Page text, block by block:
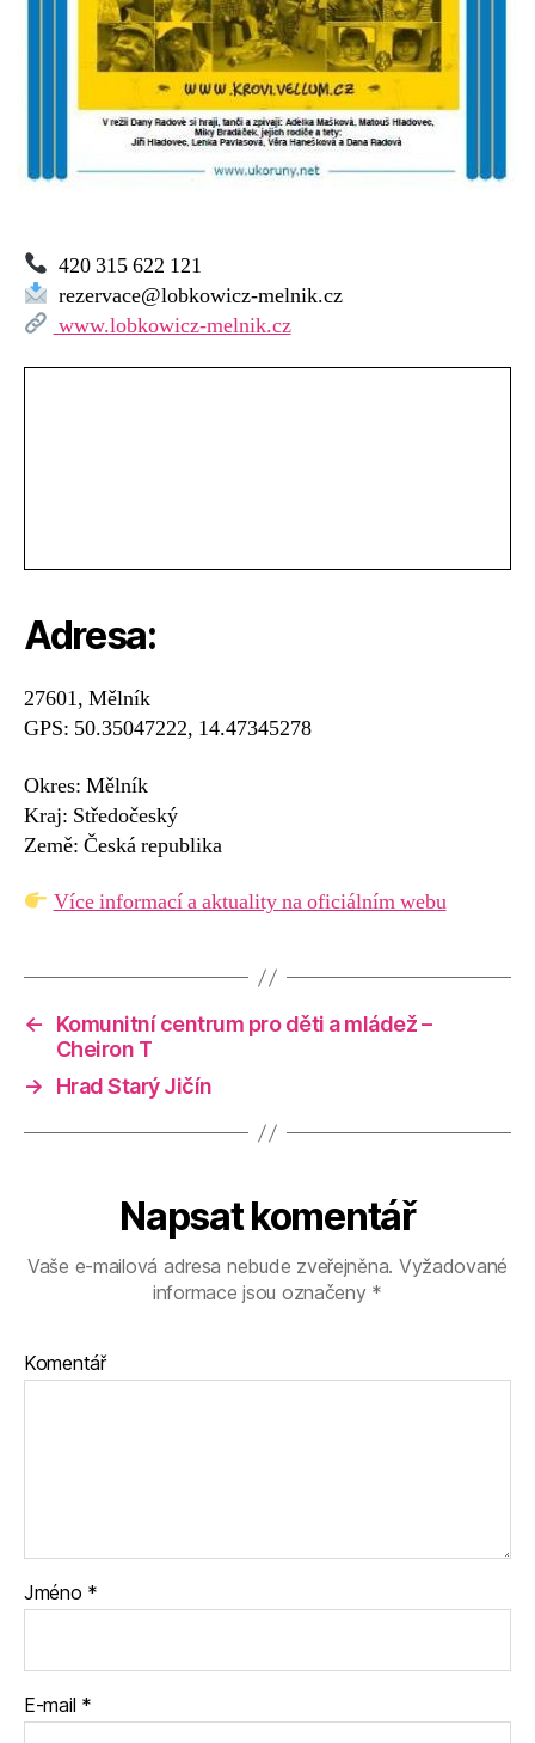
420 315 622 121
rezervace@lobkowicz-melnik.cz
www.lobkowicz-melnik.cz
Adresa:
27601, Mělník
GPS: 50.35047222, 14.47345278
Okres: Mělník
Kraj: Středočeský
Země: Česká republika
Více informací a aktuality na oficiálním webu
←
Komunitní centrum pro děti a mládež –
Cheiron T
→
Hrad Starý Jičín
Napsat komentář
Vaše e-mailová adresa nebude zveřejněna. Vyžadované
informace jsou označeny *
Komentář
Jméno *
E-mail *